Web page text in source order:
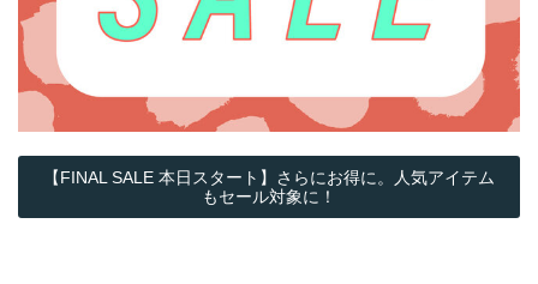
【FINAL SALE 本日スタート】さらにお得に。人気アイテム
もセール対象に！